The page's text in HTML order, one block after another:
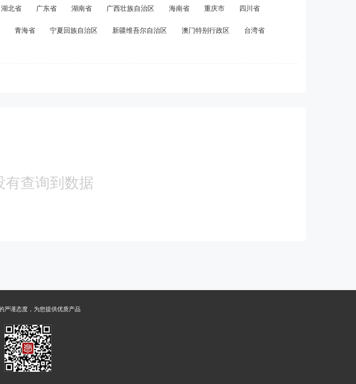
湖北省 广东省 湖南省 广西壮族自治区 海南省 重庆市 四川省
青海省 宁夏回族自治区 新疆维吾尔自治区 澳门特别行政区 台湾省
有查询到数据
严谨态度，为您提供优质产品